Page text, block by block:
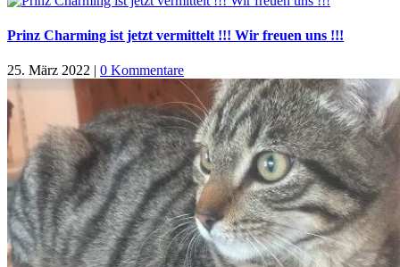
Prinz Charming ist jetzt vermittelt !!! Wir freuen uns !!!
25. März 2022 | 0 Kommentare